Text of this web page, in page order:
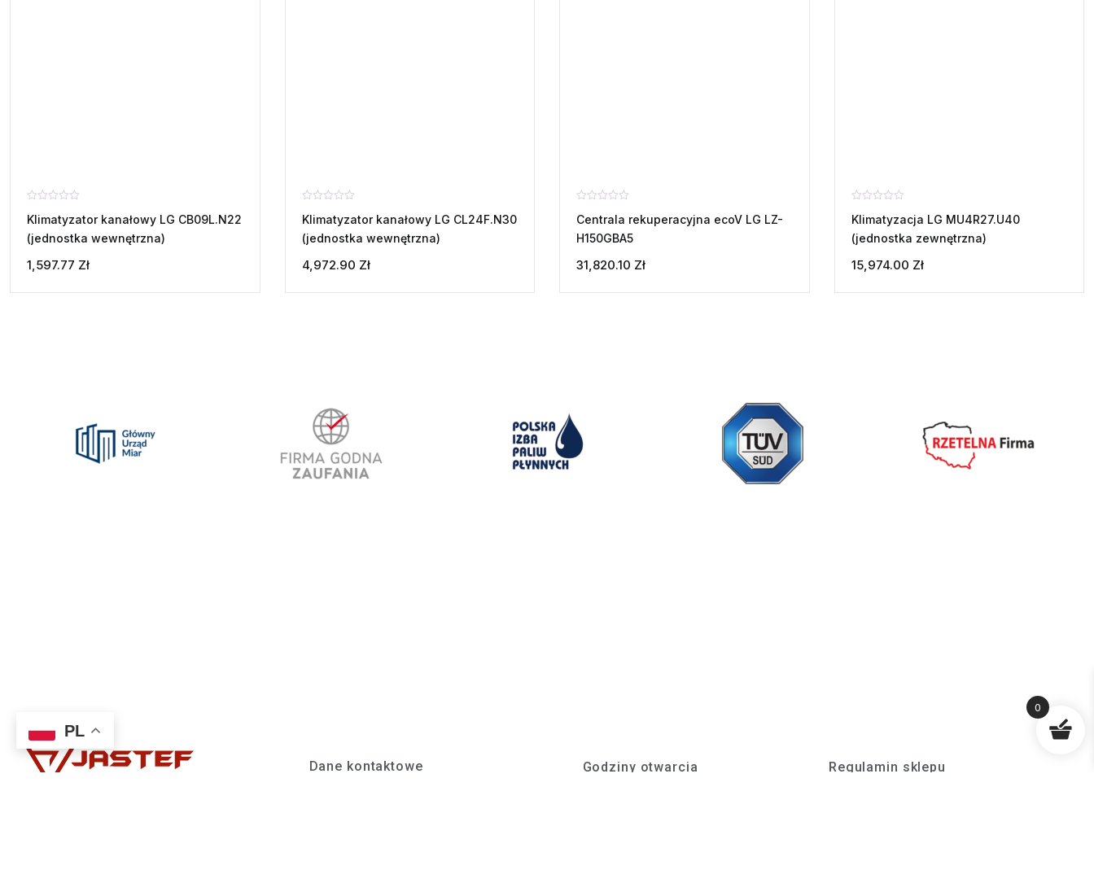
0
na
5
Klimatyzator kanałowy LG CB09L.N22
(jednostka wewnętrzna)
1,597.77 Zł
0
na
5
Klimatyzator kanałowy LG CL24F.N30
(jednostka wewnętrzna)
4,972.90 Zł
0
na
5
Centrala rekuperacyjna ecoV LG LZ-
H150GBA5
31,820.10 Zł
0
na
5
Klimatyzacja LG MU4R27.U40
(jednostka zewnętrzna)
15,974.00 Zł
Dane kontaktowe Godziny otwarcia Regulamin sklepu
PL
0